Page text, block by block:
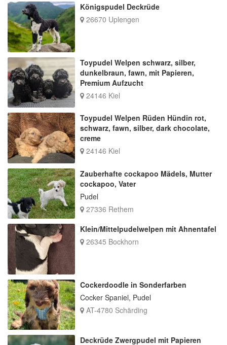
Königspudel Deckrüde
26670 Uplengen
Toypudel Welpen schwarz, silber,
dunkelbraun, fawn, mit Papieren,
Premium Aufzucht
24146 Kiel
Toypudel Welpen Rüden Hündin rot,
schwarz, fawn, silber, dark chocolate,
creme
24146 Kiel
Zauberhafte cockapoo Mädels, Mutter
cockapoo, Vater
Pudel
27336 Rethem
Klein/Mittelpudelwelpen mit Ahnentafel
26345 Bockhorn
Cockerdoodle in Sonderfarben
Cocker Spaniel, Pudel
AT-4780 Schärding
Deckrüde Zwergpudel mit Papieren